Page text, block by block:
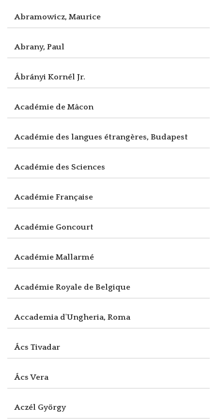
Abramowicz, Maurice
Abrany, Paul
Ábrányi Kornél Jr.
Académie de Mâcon
Académie des langues étrangères, Budapest
Académie des Sciences
Académie Française
Académie Goncourt
Académie Mallarmé
Académie Royale de Belgique
Accademia d'Ungheria, Roma
Ács Tivadar
Ács Vera
Aczél György